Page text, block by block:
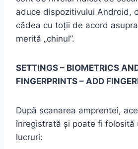
aduce dispozitivului Android,
cădea cu toții de acord
merită „chinul”.
SETTINGS – BIOMETRICS
FINGERPRINTS – ADD
După scanarea amprentei,
înregistrată și poate fi folosită
lucruri: